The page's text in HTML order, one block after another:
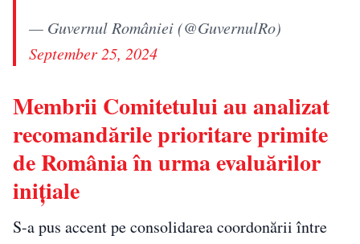
— Guvernul României (@GuvernulRo)
September 25, 2024
Membrii Comitetului au analizat
recomandările prioritare primite
de România în urma evaluărilor
inițiale
S-a pus accent pe consolidarea coordonării între